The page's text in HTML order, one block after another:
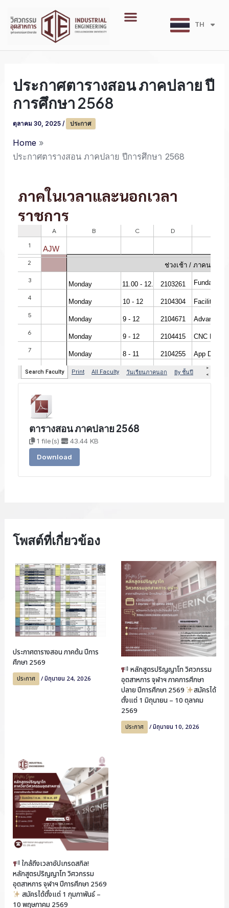
content
Menu
TH
EN
ประกาศตารางสอน ภาคปลาย ปี
การศึกษา 2568
ตุลาคม 30, 2025/ ประกาศ
Home
ประกาศตารางสอน ภาคปลาย ปีการศึกษา 2568
ภาคในเวลาและนอกเวลา
ราชการ
ตารางสอน ภาคปลาย 2568
1 file(s)
43.44 KB
Download
โพสต์ที่เกี่ยวข้อง
ประกาศตารางสอน ภาคต้น ปีการ
ศึกษา 2569
ประกาศ /มิถุนายน 24, 2026
หลักสูตรปริญญาโท วิศวกรรม
อุตสาหการ จุฬาฯ ภาคการศึกษา
ปลาย ปีการศึกษา 2569
สมัครได้
ตั้งแต่ 1 มิถุนายน – 10 ตุลาคม
2569
ประกาศ /มิถุนายน 10, 2026
ใกล้ถึงเวลาอัปเกรดสกิล!
หลักสูตรปริญญาโท วิศวกรรม
อุตสาหการ จุฬาฯ ปีการศึกษา 2569
สมัครได้ตั้งแต่ 1 กุมภาพันธ์ –
10 พฤษภาคม 2569